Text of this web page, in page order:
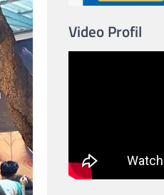
Video Profil